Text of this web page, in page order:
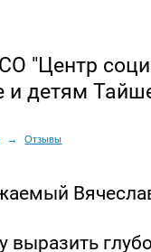
"Центр
и детям
→ Отзывы
выразить